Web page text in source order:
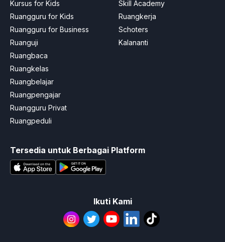
Kursus for Kids
Ruangguru for Kids
Ruangguru for Business
Ruanguji
Ruangbaca
Ruangkelas
Ruangbelajar
Ruangpengajar
Ruangguru Privat
Ruangpeduli
Skill Academy
Ruangkerja
Schoters
Kalananti
Tersedia untuk Berbagai Platform
Ikuti Kami